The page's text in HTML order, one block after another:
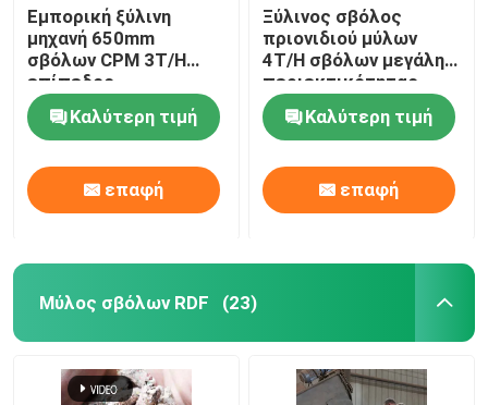
Εμπορική ξύλινη
μηχανή 650mm
σβόλων CPM 3T/H
επίπεδος
εξοπλισμός μύλων
σβόλων κύβων
Καλύτερη τιμή
επαφή
Ξύλινος σβόλος
πριονιδιού μύλων
4T/H σβόλων μεγάλης
περιεκτικότητας
200kw ξύλινος που
κατασκευάζει τη
μηχανή μύλων
Καλύτερη τιμή
επαφή
Μύλος σβόλων RDF (23)